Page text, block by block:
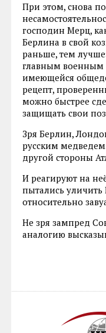
При этом, снова
господин Мерц,
Берлина в свой
раньше, тем
главным военным
имеющейся
рецепт,
можно быстрее
защищать свои
Зря Берлин,
русским
другой стороны
И реагируют на
пытались
относительно
Не зря зампред
аналогию